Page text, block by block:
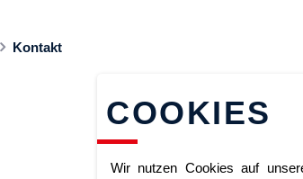
Kontakt
COOKIES
Wir nutzen Cookies auf